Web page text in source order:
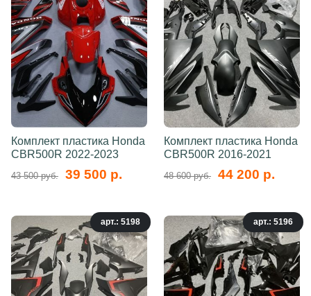
Комплект пластика Honda
CBR500R 2022-2023
43 500 руб. 39 500 р.
Комплект пластика Honda
CBR500R 2016-2021
48 600 руб. 44 200 р.
арт.: 5198 арт.: 5196